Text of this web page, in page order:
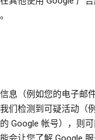
息（例如您的电子邮
们检测到可疑活动（
Google 帐号），则